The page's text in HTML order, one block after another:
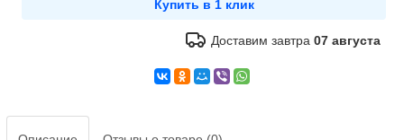
Доставим завтра07 августа